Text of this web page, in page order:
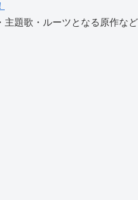
主題歌・ルーツとなる原作など